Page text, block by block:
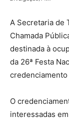
A Secretaria de
Chamada
destinada à
da 26ª Festa
O
interessadas